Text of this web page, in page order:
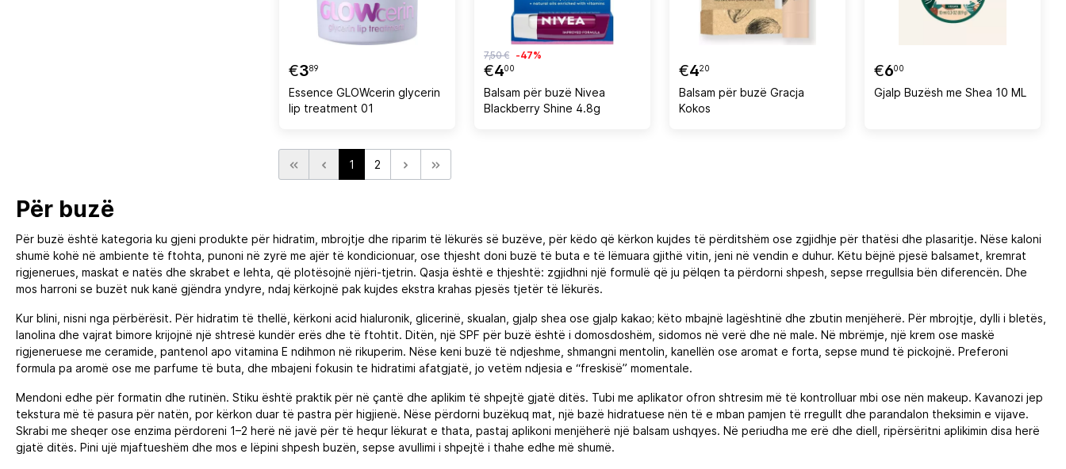
€389
Essence GLOWcerin glycerin
lip treatment 01
€400
7,50 € -47%
Balsam për buzë Nivea
Blackberry Shine 4.8g
€420
Balsam për buzë Gracja
Kokos
€600
Gjalp Buzësh me Shea 10 ML
1 2
Për buzë
Për buzë është kategoria ku gjeni produkte për hidratim, mbrojtje dhe riparim të lëkurës së buzëve, për këdo që kërkon kujdes të përditshëm ose zgjidhje për thatësi dhe plasaritje. Nëse kaloni
shumë kohë në ambiente të ftohta, punoni në zyrë me ajër të kondicionuar, ose thjesht doni buzë të buta e të lëmuara gjithë vitin, jeni në vendin e duhur. Këtu bëjnë pjesë balsamet, kremrat
rigjenerues, maskat e natës dhe skrabet e lehta, që plotësojnë njëri‑tjetrin. Qasja është e thjeshtë: zgjidhni një formulë që ju pëlqen ta përdorni shpesh, sepse rregullsia bën diferencën. Dhe
mos harroni se buzët nuk kanë gjëndra yndyre, ndaj kërkojnë pak kujdes ekstra krahas pjesës tjetër të lëkurës.
Kur blini, nisni nga përbërësit. Për hidratim të thellë, kërkoni acid hialuronik, glicerinë, skualan, gjalp shea ose gjalp kakao; këto mbajnë lagështinë dhe zbutin menjëherë. Për mbrojtje, dylli i bletës,
lanolina dhe vajrat bimore krijojnë një shtresë kundër erës dhe të ftohtit. Ditën, një SPF për buzë është i domosdoshëm, sidomos në verë dhe në male. Në mbrëmje, një krem ose maskë
rigjeneruese me ceramide, pantenol apo vitamina E ndihmon në rikuperim. Nëse keni buzë të ndjeshme, shmangni mentolin, kanellën ose aromat e forta, sepse mund të pickojnë. Preferoni
formula pa aromë ose me parfume të buta, dhe mbajeni fokusin te hidratimi afatgjatë, jo vetëm ndjesia e “freskisë” momentale.
Mendoni edhe për formatin dhe rutinën. Stiku është praktik për në çantë dhe aplikim të shpejtë gjatë ditës. Tubi me aplikator ofron shtresim më të kontrolluar mbi ose nën makeup. Kavanozi jep
tekstura më të pasura për natën, por kërkon duar të pastra për higjienë. Nëse përdorni buzëkuq mat, një bazë hidratuese nën të e mban pamjen të rregullt dhe parandalon theksimin e vijave.
Skrabi me sheqer ose enzima përdoreni 1–2 herë në javë për të hequr lëkurat e thata, pastaj aplikoni menjëherë një balsam ushqyes. Në periudha me erë dhe diell, ripërsëritni aplikimin disa herë
gjatë ditës. Pini ujë mjaftueshëm dhe mos e lëpini shpesh buzën, sepse avullimi i shpejtë i thahe edhe më shumë.